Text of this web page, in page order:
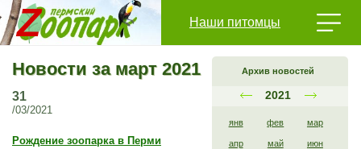
Наши питомцы
Архив новостей
2021
янв фев мар
апр май июн
Новости за март 2021
31
/03/2021
Рождение зоопарка в Перми